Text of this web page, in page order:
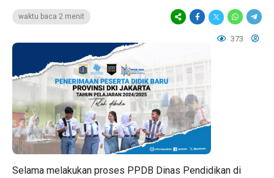
waktu baca 2 menit
373
Selama melakukan proses PPDB Dinas Pendidikan di